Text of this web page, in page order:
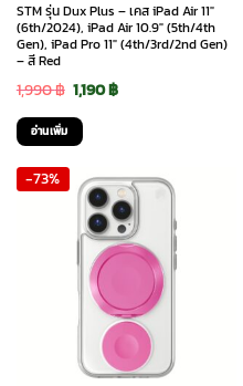
STM รุ่น Dux Plus – เคส iPad Air 11″
(6th/2024), iPad Air 10.9″ (5th/4th
Gen), iPad Pro 11″ (4th/3rd/2nd Gen)
– สี Red
1,990฿ Original
price
was:
1,990 ฿.
1,190฿Current
1,190 ฿.
อ่านเพิ่ม
-73%